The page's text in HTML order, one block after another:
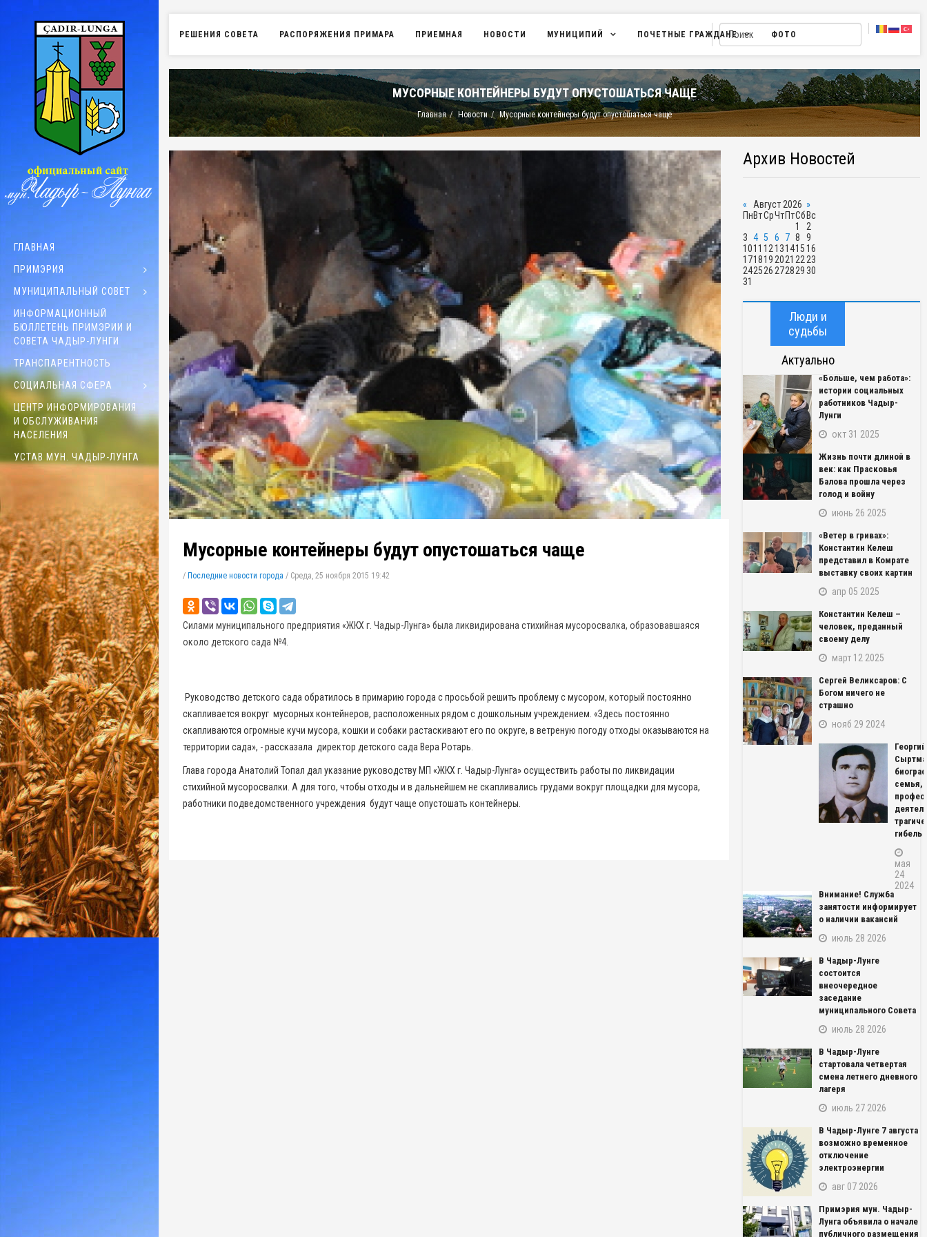
ГЛАВНАЯ
ПРИМЭРИЯ
МУНИЦИПАЛЬНЫЙ СОВЕТ
ИНФОРМАЦИОННЫЙ
БЮЛЛЕТЕНЬ ПРИМЭРИИ И
СОВЕТА ЧАДЫР-ЛУНГИ
ТРАНСПАРЕНТНОСТЬ
СОЦИАЛЬНАЯ СФЕРА
ЦЕНТР ИНФОРМИРОВАНИЯ
И ОБСЛУЖИВАНИЯ
НАСЕЛЕНИЯ
УСТАВ МУН. ЧАДЫР-ЛУНГА
РЕШЕНИЯ СОВЕТА РАСПОРЯЖЕНИЯ ПРИМАРА ПРИЕМНАЯ НОВОСТИ МУНИЦИПИЙ ПОЧЕТНЫЕ ГРАЖДАНЕ ФОТО
МУСОРНЫЕ КОНТЕЙНЕРЫ БУДУТ ОПУСТОШАТЬСЯ ЧАЩЕ
Главная Новости Мусорные контейнеры будут опустошаться чаще
Мусорные контейнеры будут опустошаться чаще
/ Последние новости города / Среда, 25 ноября 2015 19:42
Силами муниципального предприятия «ЖКХ г. Чадыр-Лунга» была ликвидирована стихийная мусоросвалка, образовавшаяся
около детского сада №4.
Руководство детского сада обратилось в примарию города с просьбой решить проблему с мусором, который постоянно
скапливается вокруг мусорных контейнеров, расположенных рядом с дошкольным учреждением. «Здесь постоянно
скапливаются огромные кучи мусора, кошки и собаки растаскивают его по округе, в ветреную погоду отходы оказываются на
территории сада», - рассказала директор детского сада Вера Ротарь.
Глава города Анатолий Топал дал указание руководству МП «ЖКХ г. Чадыр-Лунга» осуществить работы по ликвидации
стихийной мусоросвалки. А для того, чтобы отходы и в дальнейшем не скапливались грудами вокруг площадки для мусора,
работники подведомственного учреждения будут чаще опустошать контейнеры.
Архив Новостей
« Август 2026 »
ПнВтСрЧт ПтСб Вс
1
2
3 4 5 6 7 8
9
1011 1213141516
171819 2021 22 23
242526 27282930
31
Люди и
судьбы
Актуально
«Больше, чем работа»:
истории социальных
работников Чадыр-
Лунги
окт 31 2025
Жизнь почти длиной в
век: как Прасковья
Балова прошла через
голод и войну
июнь 26 2025
«Ветер в гривах»:
Константин Келеш
представил в Комрате
выставку своих картин
апр 05 2025
Константин Келеш –
человек, преданный
своему делу
март 12 2025
Сергей Великсаров: С
Богом ничего не
страшно
нояб 29 2024
Георгий
семья,
гибель
мая
24
2024
Внимание! Служба
занятости информирует
о наличии вакансий
июль 28 2026
В Чадыр-Лунге
состоится
внеочередное
заседание
муниципального Совета
июль 28 2026
В Чадыр-Лунге
стартовала четвертая
смена летнего дневного
лагеря
июль 27 2026
В Чадыр-Лунге 7 августа
возможно временное
отключение
электроэнергии
авг 07 2026
Примэрия мун. Чадыр-
Лунга объявила о начале
публичного размещения
NAME_SOCIAL_FACEBOOK
NAME_SOCIAL_GOOGLE